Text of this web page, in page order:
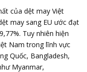
của dệt may Việt
may sang EU ước đạt
Tuy nhiên hiện
Nam trong lĩnh vực
Quốc, Bangladesh,
Myanmar,